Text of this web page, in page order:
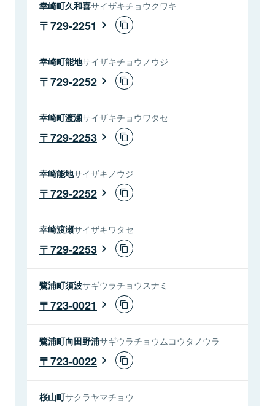
幸崎町久和喜サイザキチョウクワキ
729-2251
幸崎町能地サイザキチョウノウジ
729-2252
幸崎町渡瀬サイザキチョウワタセ
729-2253
幸崎能地サイザキノウジ
729-2252
幸崎渡瀬サイザキワタセ
729-2253
鷺浦町須波サギウラチョウスナミ
723-0021
鷺浦町向田野浦サギウラチョウムコウタノウラ
723-0022
桜山町サクラヤマチョウ